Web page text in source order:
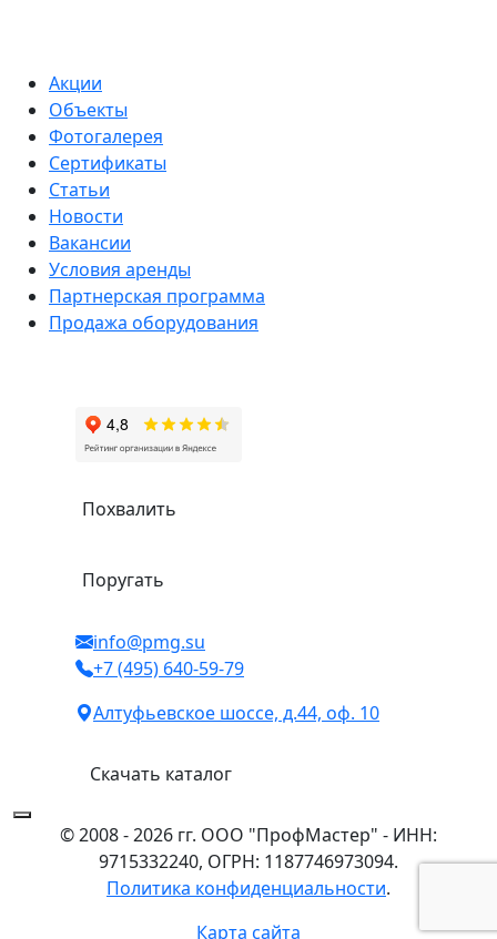
Акции
Объекты
Фотогалерея
Сертификаты
Статьи
Новости
Вакансии
Условия аренды
Партнерская программа
Продажа оборудования
Похвалить
Поругать
info@pmg.su
+7 (495) 640-59-79
Алтуфьевское шоссе, д.44, оф. 10
Скачать каталог
© 2008 - 2026 гг. ООО "ПрофМастер" - ИНН:
9715332240, ОГРН: 1187746973094.
Политика конфиденциальности.
Карта сайта